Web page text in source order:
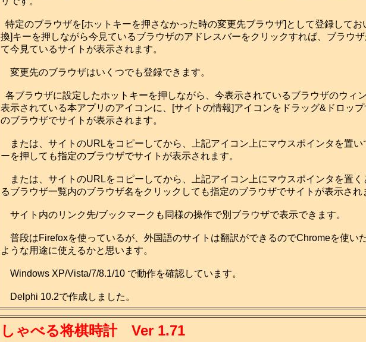
特定のブラウザを[ホットキーを押さなかった時の変更先ブラウザ]として登録してお
換]キーを押しながら今見ているブラウザのアドレスバーをクリックすれば、ブラウ
て今見ているサイトが表示されます。
変更先のブラウザはいくつでも登録できます。
各ブラウザに設定したホットキーを押しながら、今表示されているブラウザのウィ
表示されている本アプリのアイコンに、[サイトの情報]アイコンをドラッグ&ドロッ
のブラウザでサイトが表示されます。
または、サイトのURLをコピーしてから、上記アイコン上にマウスポインタを置い
ーを押しても指定のブラウザでサイトが表示されます。
または、サイトのURLをコピーしてから、上記アイコン上にマウスポインタを置く
るブラウザ一覧内のブラウザ名をクリックしても指定のブラウザでサイトが表示され
サイト内のリンク先/ブックマークも同様の操作で別ブラウザで表示できます。
普段はFirefoxを使っているが、外国語のサイトは翻訳ができるのでChromeを使い
ような用途に使えるかと思います。
Windows XP/Vista/7/8.1/10 で動作を確認しています。
Delphi 10.2で作成しました。
しゃべる将棋時計 Ver 1.71